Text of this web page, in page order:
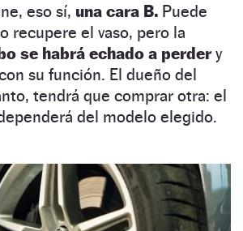
eso sí, una cara B. Puede
recupere el vaso, pero la
se habrá echado a perdery
su función. El dueño del
tendrá que comprar otra: el
del modelo elegido.